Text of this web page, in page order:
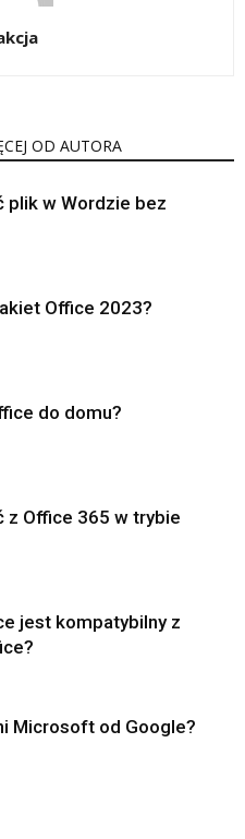
OD AUTORA
plik w Wordzie bez
Office 2023?
do domu?
z Office 365 w trybie
jest kompatybilny z
Microsoft od Google?